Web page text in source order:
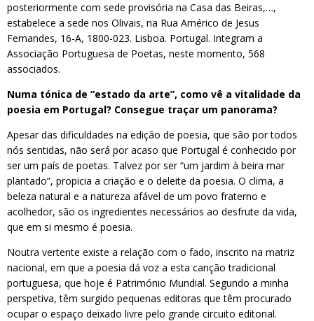
posteriormente com sede provisória na Casa das Beiras,…,
estabelece a sede nos Olivais, na Rua Américo de Jesus
Fernandes, 16-A, 1800-023. Lisboa. Portugal. Integram a
Associação Portuguesa de Poetas, neste momento, 568
associados.
Numa tónica de “estado da arte”, como vê a vitalidade da
poesia em Portugal? Consegue traçar um panorama?
Apesar das dificuldades na edição de poesia, que são por todos
nós sentidas, não será por acaso que Portugal é conhecido por
ser um país de poetas. Talvez por ser “um jardim à beira mar
plantado”, propicia a criação e o deleite da poesia. O clima, a
beleza natural e a natureza afável de um povo fraterno e
acolhedor, são os ingredientes necessários ao desfrute da vida,
que em si mesmo é poesia.
Noutra vertente existe a relação com o fado, inscrito na matriz
nacional, em que a poesia dá voz a esta canção tradicional
portuguesa, que hoje é Património Mundial. Segundo a minha
perspetiva, têm surgido pequenas editoras que têm procurado
ocupar o espaço deixado livre pelo grande circuito editorial.